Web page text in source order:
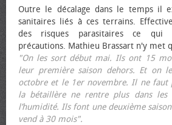
Outre le décalage dans le temps il
sanitaires liés à ces terrains.
des risques parasitaires ce qui
précautions. Mathieu Brassart n'y met
"On les sort début mai. Ils ont 15
leur première saison dehors. Et on
octobre et le 1er novembre. Il ne faut
la bétaillère ne rentre plus dans les
l’humidité. Ils font une deuxième
vend à 30 mois".